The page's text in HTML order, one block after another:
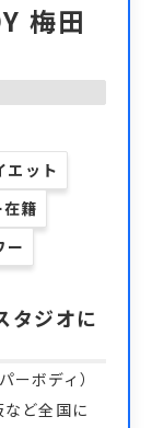
梅田
エット
籍
ー
タジオに
ーボディ）
ど全国に